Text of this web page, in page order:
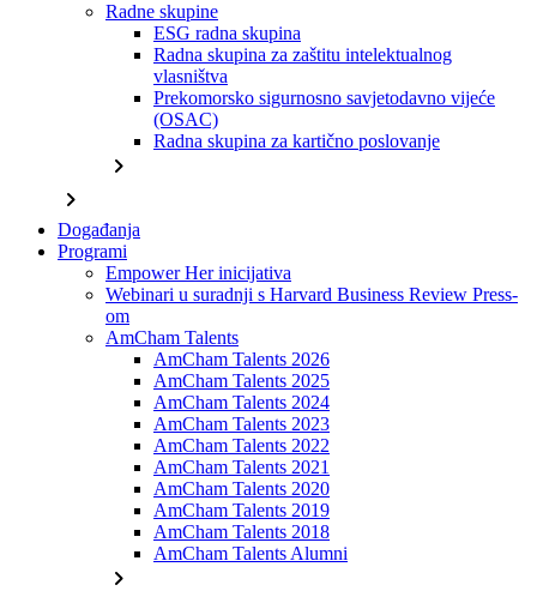
Radne skupine
ESG radna skupina
Radna skupina za zaštitu intelektualnog
vlasništva
Prekomorsko sigurnosno savjetodavno vijeće
(OSAC)
Radna skupina za kartično poslovanje
chevron_right
chevron_right
Događanja
Programi
Empower Her inicijativa
Webinari u suradnji s Harvard Business Review Press-
om
AmCham Talents
AmCham Talents 2026
AmCham Talents 2025
AmCham Talents 2024
AmCham Talents 2023
AmCham Talents 2022
AmCham Talents 2021
AmCham Talents 2020
AmCham Talents 2019
AmCham Talents 2018
AmCham Talents Alumni
chevron_right